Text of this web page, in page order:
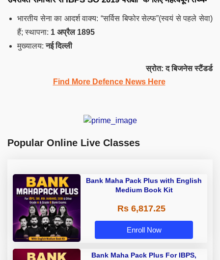
भारतीय सेना का आदर्श वाक्य: “सर्विस बिफोर सेल्फ”(स्वयं से पहले सेवा)
हैं; स्थापना: 1 अप्रैल 1895
मुख्यालय:नई दिल्ली
स्रोत: द बिजनेस स्टैंडर्ड
Find More Defence News Here
Popular Online Live Classes
Bank Maha Pack Plus with English
Medium Book Kit
Rs 6,817.25
Enroll Now
Bank Maha Pack Plus For IBPS,